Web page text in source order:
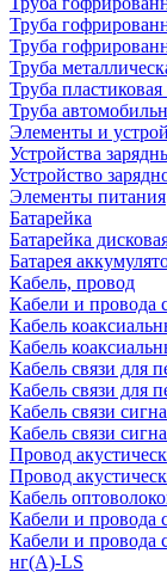
Труба
Труба
Труба
Труба пластиковая
Труба
Элементы и
Устройства
Устройство
Элементы питания
Батарейка
Батарейка
Батарея
Кабель, провод
Кабели и провода
Кабель
Кабель
Кабель связи для
Кабель связи для
Кабель связи
Кабель связи
Провод
Провод
Кабель
Кабели и провода
Кабели и провода
нг(А)-LS